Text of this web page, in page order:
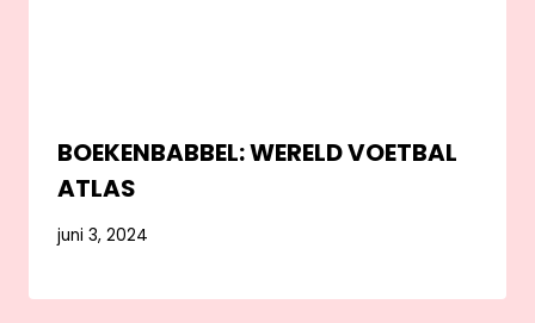
BOEKENBABBEL: WERELD VOETBAL
ATLAS
juni 3, 2024